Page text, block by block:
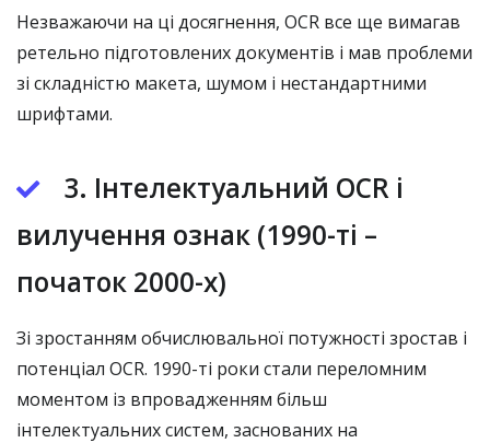
Незважаючи на ці досягнення, OCR все ще вимагав
ретельно підготовлених документів і мав проблеми
зі складністю макета, шумом і нестандартними
шрифтами.
3. Інтелектуальний OCR і
вилучення ознак (1990-ті –
початок 2000-х)
Зі зростанням обчислювальної потужності зростав і
потенціал OCR. 1990-ті роки стали переломним
моментом із впровадженням більш
інтелектуальних систем, заснованих на